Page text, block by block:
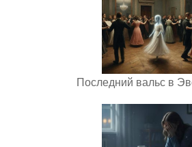
Последний вальс в